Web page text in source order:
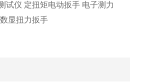
试仪 定扭矩电动扳手 电子测力
显扭力扳手